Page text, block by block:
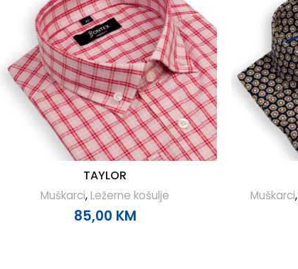
TAYLOR
Muškarci,Ležerne košulje
85,00 KM
Muškarci,